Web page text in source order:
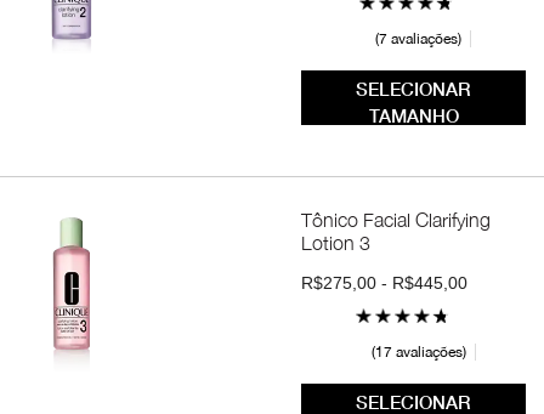
7 avaliações
SELECIONAR
TAMANHO
Tônico Facial Clarifying
Lotion 3
R$275,00 - R$445,00
17 avaliações
SELECIONAR